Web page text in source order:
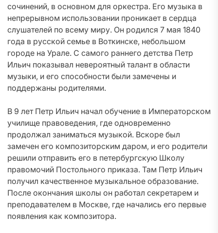
сочинений, в основном для оркестра. Его музыка в
непрерывном использовании проникает в сердца
слушателей по всему миру. Он родился 7 мая 1840
года в русской семье в Воткинске, небольшом
городе на Урале. С самого раннего детства Петр
Ильич показывал невероятный талант в области
музыки, и его способности были замечены и
поддержаны родителями.
В 9 лет Петр Ильич начал обучение в Императорском
училище правоведения, где одновременно
продолжал заниматься музыкой. Вскоре был
замечен его композиторским даром, и его родители
решили отправить его в петербургскую Школу
правомочий Постольного приказа. Там Петр Ильич
получил качественное музыкальное образование.
После окончания школы он работал секретарем и
преподавателем в Москве, где начались его первые
появления как композитора.